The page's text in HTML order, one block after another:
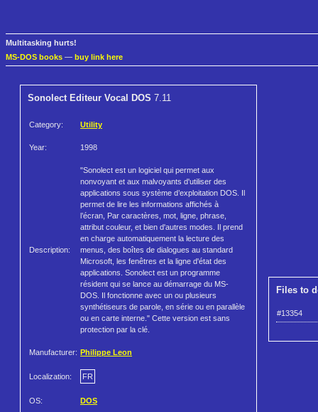
Multitasking hurts!
MS-DOS books — buy link here
Sonolect Editeur Vocal DOS 7.11
Category: Utility
Year: 1998
Description:
"Sonolect est un logiciel qui permet aux
nonvoyant et aux malvoyants d'utiliser des
applications sous système d’exploitation DOS. Il
permet de lire les informations affichés à
l’écran, Par caractères, mot, ligne, phrase,
attribut couleur, et bien d'autres modes. Il prend
en charge automatiquement la lecture des
menus, des boîtes de dialogues au standard
Microsoft, les fenêtres et la ligne d'état des
applications. Sonolect est un programme
résident qui se lance au démarrage du MS-
DOS. Il fonctionne avec un ou plusieurs
synthétiseurs de parole, en série ou en parallèle
ou en carte interne." Cette version est sans
protection par la clé.
Manufacturer: Philippe Leon
Localization: FR
OS: DOS
Files to
#13354